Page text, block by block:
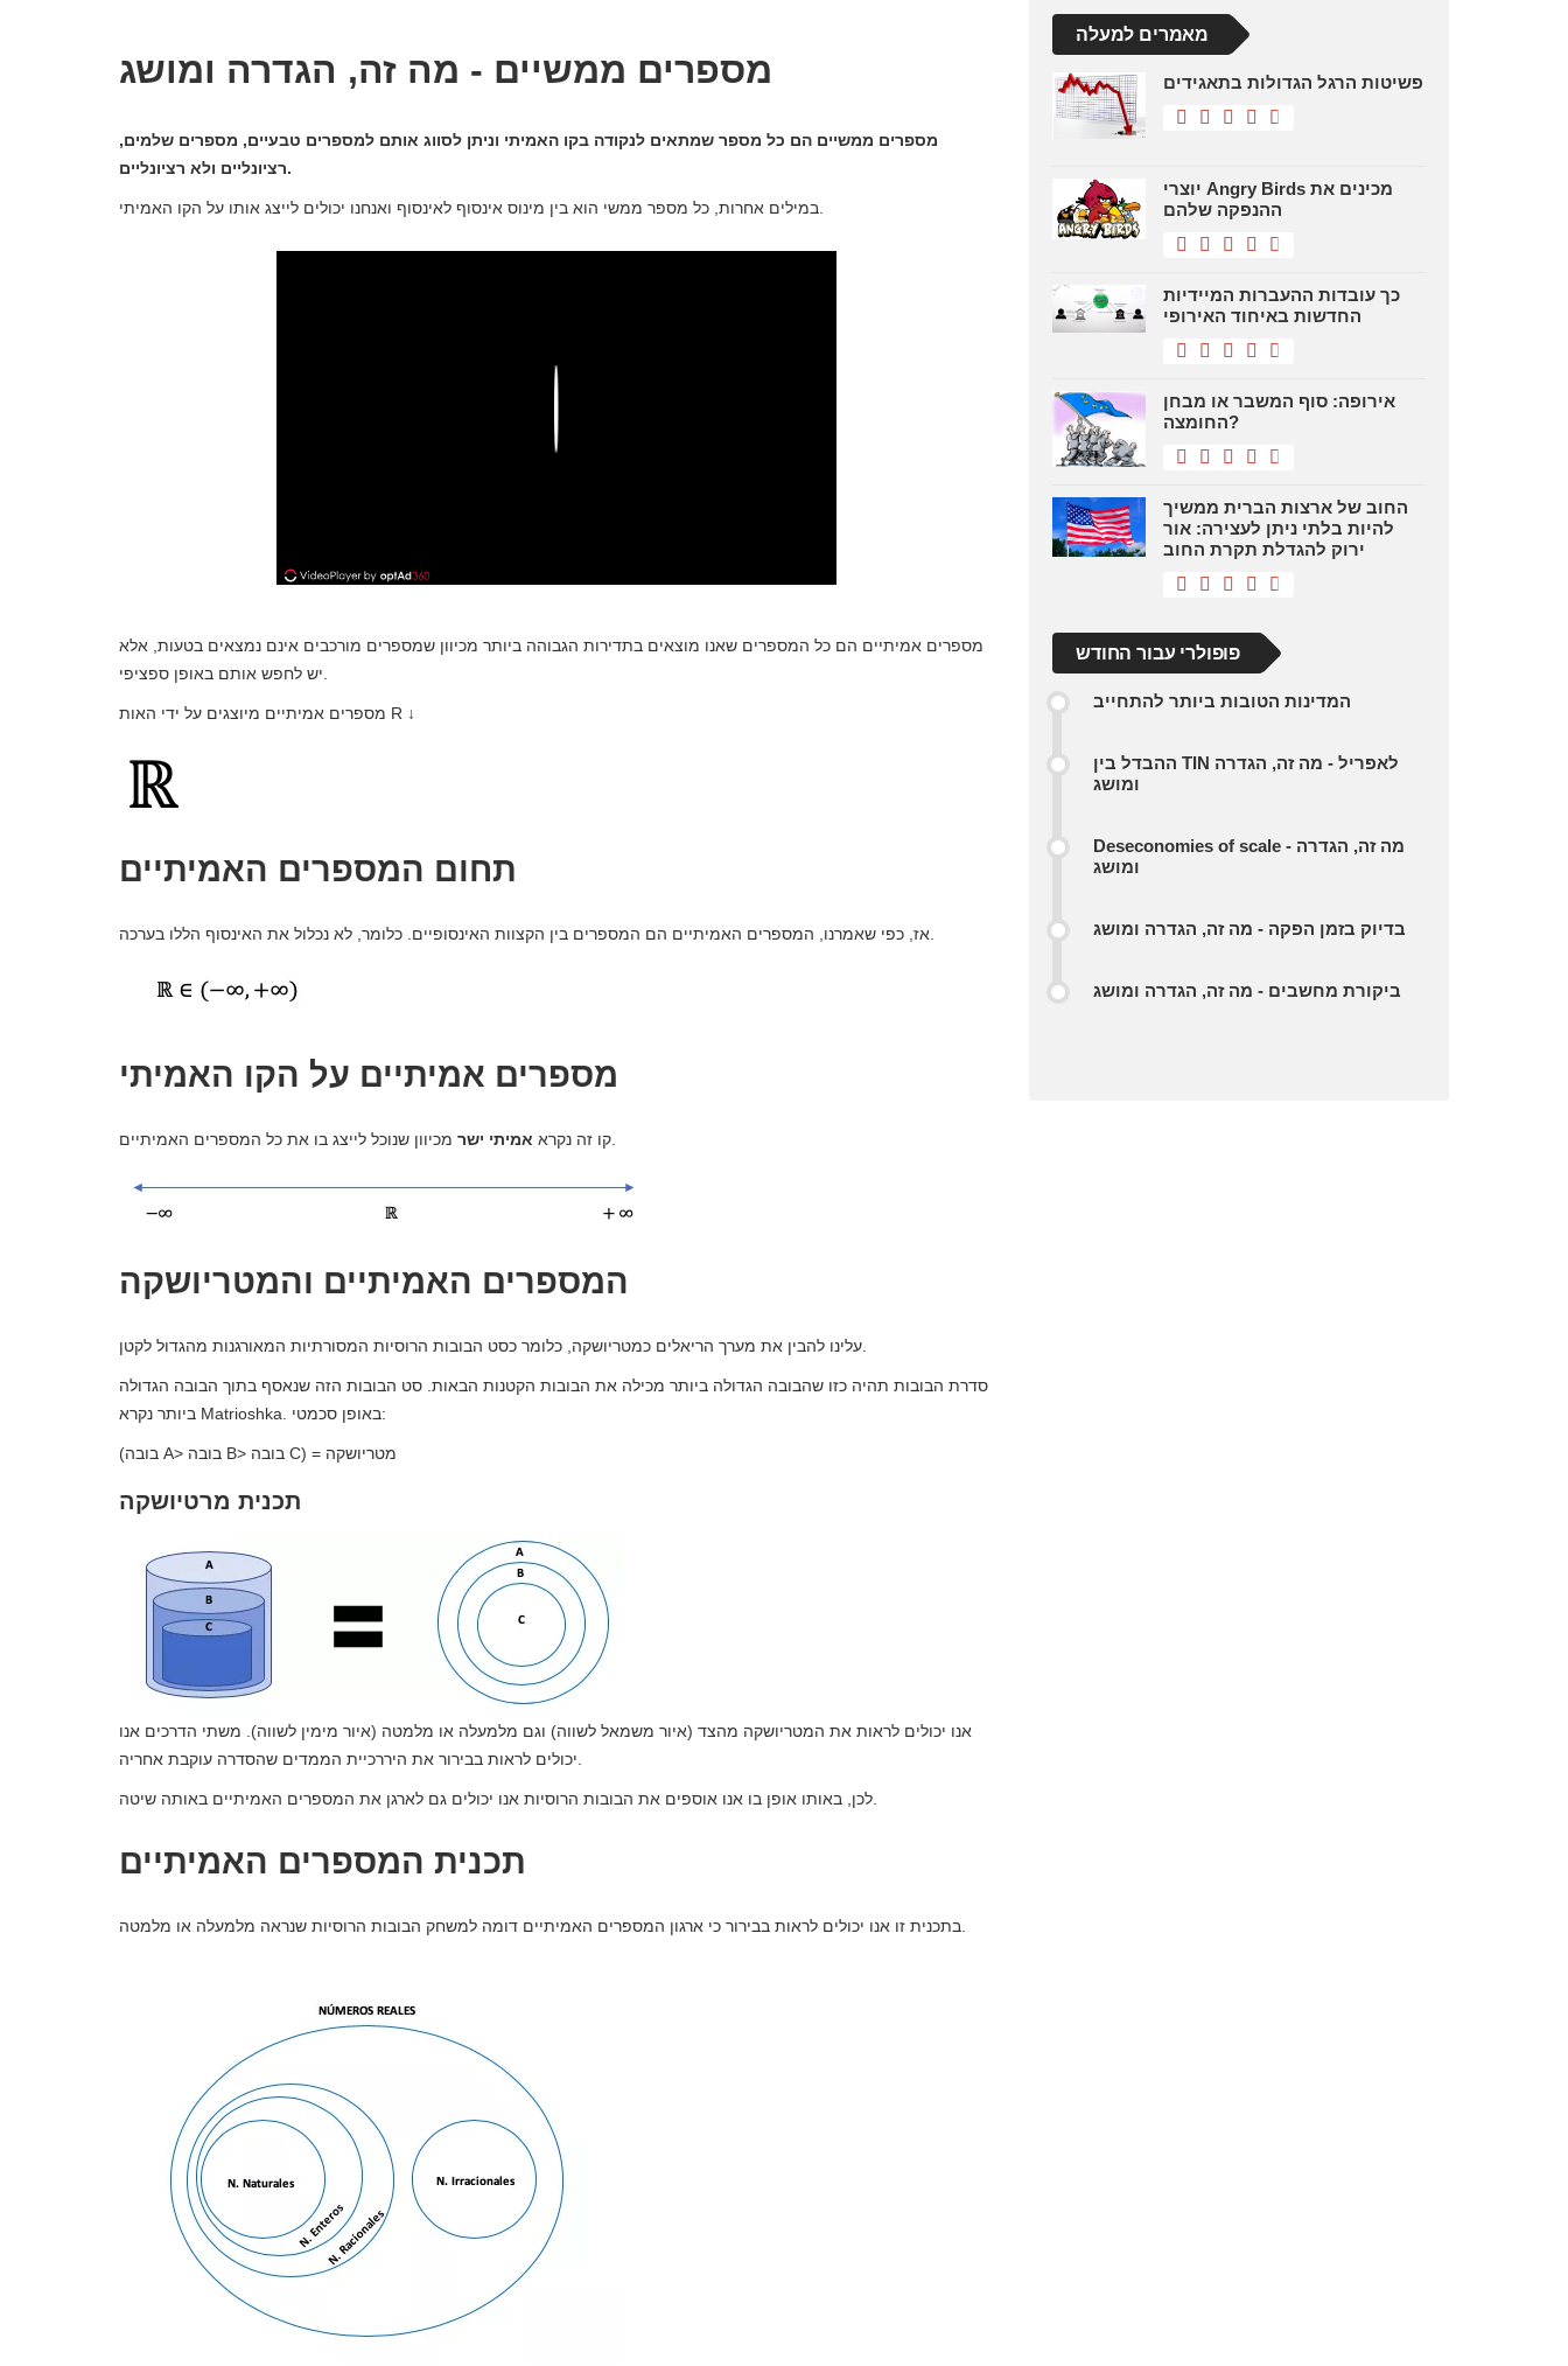
מספרים ממשיים - מה זה, הגדרה ומושג
מספרים ממשיים הם כל מספר שמתאים לנקודה בקו האמיתי וניתן לסווג אותם למספרים טבעיים, מספרים שלמים,
רציונליים ולא רציונליים.
מספרים אמיתיים הם כל המספרים שאנו מוצאים בתדירות הגבוהה ביותר מכיוון שמספרים מורכבים אינם נמצאים בטעות, אלא
מספרים אמיתיים מיוצגים על ידי האות R ↓
תחום המספרים האמיתיים
מספרים אמיתיים על הקו האמיתי
קו זה נקרא אמיתי ישר
המספרים האמיתיים והמטריושקה
סדרת הבובות תהיה כזו שהבובה הגדולה ביותר מכילה את הבובות הקטנות הבאות. סט הבובות הזה שנאסף בתוך הבובה הגדולה
ביותר נקרא Matrioshka. באופן סכמטי:
(בובה A> בובה B> בובה C) = מטריושקה
תכנית מרטיושקה
אנו יכולים לראות את המטריושקה מהצד (איור משמאל לשווה) וגם מלמעלה או מלמטה (איור מימין לשווה). משתי הדרכים אנו
תכנית המספרים האמיתיים
מאמרים למעלה
פשיטות הרגל הגדולות בתאגידים
יוצרי Angry Birds מכינים את
ההנפקה שלהם
כך עובדות ההעברות המיידיות
החדשות באיחוד האירופי
אירופה: סוף המשבר או מבחן
החומצה?
החוב של ארצות הברית ממשיך
להיות בלתי ניתן לעצירה: אור
ירוק להגדלת תקרת החוב
פופולרי עבור החודש
המדינות הטובות ביותר להתחייב
ההבדל בין TIN לאפריל - מה זה, הגדרה
ומושג
Deseconomies of scale - מה זה, הגדרה
ומושג
בדיוק בזמן הפקה - מה זה, הגדרה ומושג
ביקורת מחשבים - מה זה, הגדרה ומושג